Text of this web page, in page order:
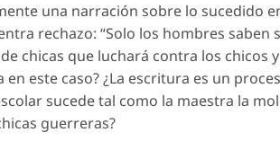
una narración sobre lo sucedido
rechazo: “Solo los hombres
chicas que luchará contra los chicos
en este caso? ¿La escritura es un
sucede tal como la maestra la
guerreras?